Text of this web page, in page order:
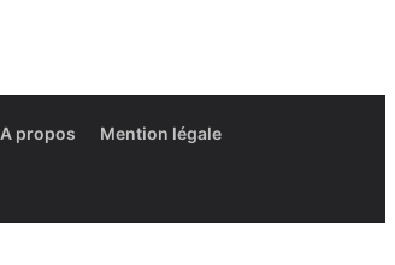
A propos Mention légale